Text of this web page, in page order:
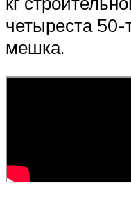
четыреста
мешка.